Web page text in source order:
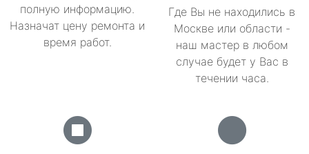
полную информацию.
Назначат цену ремонта и
время работ.
Где Вы не находились в
Москве или области -
наш мастер в любом
случае будет у Вас в
течении часа.